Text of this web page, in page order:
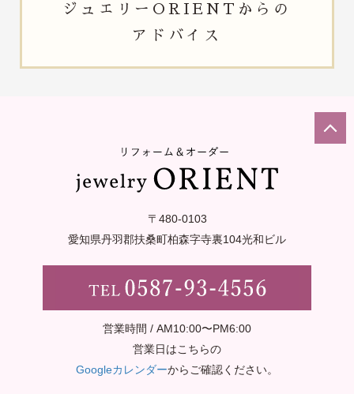
ジュエリー ORIENTからの
アドバイス
〒480-0103
愛知県丹羽郡扶桑町柏森字寺裏104光和ビル
営業時間 / AM10:00〜PM6:00
営業日はこちらの
Googleカレンダーからご確認ください。